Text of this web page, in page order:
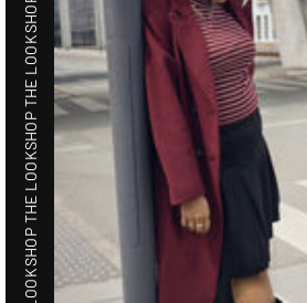
SHOP THE LOOK
SHOP THE LOOK